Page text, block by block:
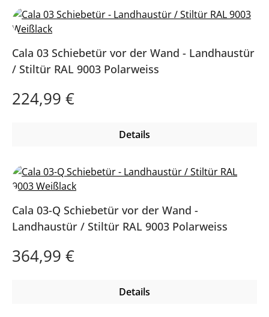
Cala 03 Schiebetür vor der Wand - Landhaustür
/ Stiltür RAL 9003 Polarweiss
Regulärer Preis:
224,99 €
Details
Cala 03-Q Schiebetür vor der Wand -
Landhaustür / Stiltür RAL 9003 Polarweiss
Regulärer Preis:
364,99 €
Details